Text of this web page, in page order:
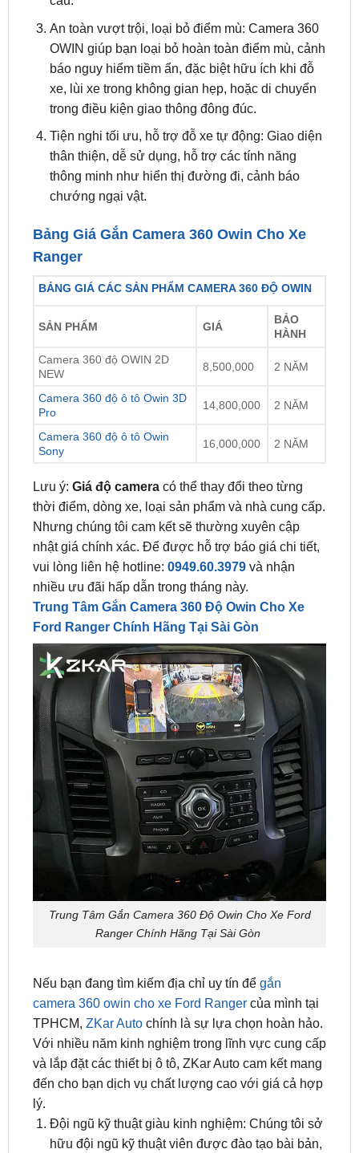
OWIN giúp bạn loại bỏ hoàn toàn điểm mù, cảnh
báo nguy hiểm tiềm ẩn, đặc biệt hữu ích khi đỗ
xe, lùi xe trong không gian hẹp, hoặc di chuyển
trong điều kiện giao thông đông đúc.
Tiện nghi tối ưu, hỗ trợ đỗ xe tự động: Giao diện
thân thiện, dễ sử dụng, hỗ trợ các tính năng
thông minh như hiển thị đường đi, cảnh báo
chướng ngại vật.
Bảng Giá Gắn Camera 360 Owin Cho Xe
BẢNG GIÁ CÁC SẢN PHẨM CAMERA 360 ĐỘ OWIN
SẢN PHẨM GIÁ
HÀNH
Camera 360 độ OWIN 2D
NEW
8,500,000 2 NĂM
Camera 360 độ ô tô Owin 3D
Pro
14,800,000 2 NĂM
Camera 360 độ ô tô Owin
Sony
16,000,000 2 NĂM
Lưu ý:Giá độ cameracó thể thay đổi theo từng
Nhưng chúng tôi cam kết sẽ thường xuyên cập
nhật giá chính xác. Để được hỗ trợ báo giá chi tiết,
vui lòng liên hệ hotline:0949.60.3979 và nhận
nhiều ưu đãi hấp dẫn trong tháng này.
Trung Tâm Gắn Camera 360 Độ Owin Cho Xe
Ford Ranger Chính Hãng Tại Sài Gòn
Trung Tâm Gắn Camera 360 Độ Owin Cho Xe Ford
Ranger Chính Hãng Tại Sài Gòn
Nếu bạn đang tìm kiếm địa chỉ uy tín đểgắn
TPHCM,ZKar Autochính là sự lựa chọn hoàn hảo.
Với nhiều năm kinh nghiệm trong lĩnh vực cung cấp
và lắp đặt các thiết bị ô tô, ZKar Auto cam kết mang
đến cho bạn dịch vụ chất lượng cao với giá cả hợp
lý.
Đội ngũ kỹ thuật giàu kinh nghiệm: Chúng tôi sở
giàu kinh nghiệm, am hiểu về hệ thống điện của
xe Ford Ranger.